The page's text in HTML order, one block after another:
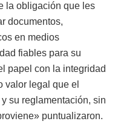
la obligación que les
documentos,
en medios
fiables para su
papel con la integridad
valor legal que el
su reglamentación, sin
puntualizaron.